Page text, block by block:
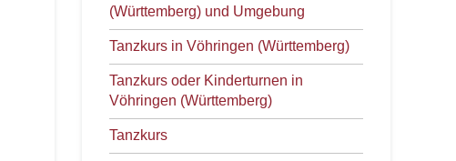
(Württemberg) und Umgebung
Tanzkurs in Vöhringen (Württemberg)
Tanzkurs oder Kinderturnen in
Vöhringen (Württemberg)
Tanzkurs